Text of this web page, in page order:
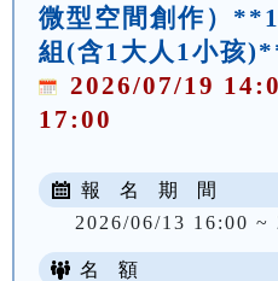
微型空間創作）
組(含1大人1小孩
2026/07/19
17:00
報 名 期 間
2026/06/13 16:00 ~
名 額